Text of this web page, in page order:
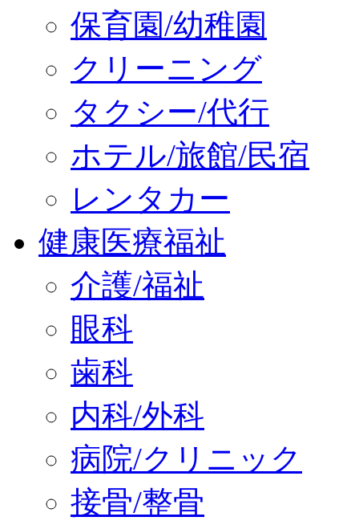
保育園/幼稚園
クリーニング
タクシー/代行
ホテル/旅館/民宿
レンタカー
健康医療福祉
介護/福祉
眼科
歯科
内科/外科
病院/クリニック
接骨/整骨